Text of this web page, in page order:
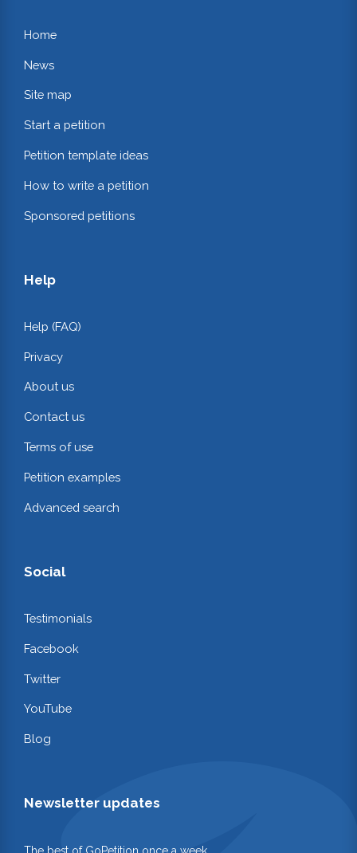
Home
News
Site map
Start a petition
Petition template ideas
How to write a petition
Sponsored petitions
Help
Help (FAQ)
Privacy
About us
Contact us
Terms of use
Petition examples
Advanced search
Social
Testimonials
Facebook
Twitter
YouTube
Blog
Newsletter updates